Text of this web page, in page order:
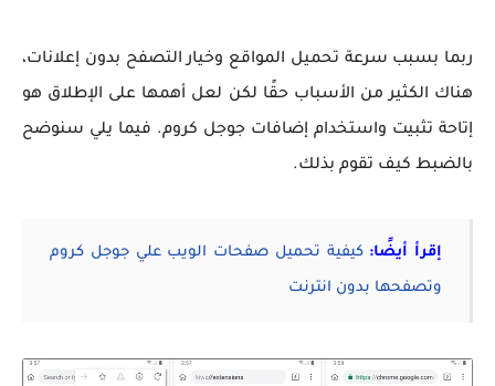
ربما بسبب سرعة تحميل المواقع وخيار التصفح بدون إعلانات،
هناك الكثير من الأسباب حقًا لكن لعل أهمها على الإطلاق هو
إتاحة تثبيت واستخدام إضافات جوجل كروم. فيما يلي سنوضح
بالضبط كيف تقوم بذلك.
إقرأ أيضًا: كيفية تحميل صفحات الويب علي جوجل كروم
وتصفحها بدون انترنت